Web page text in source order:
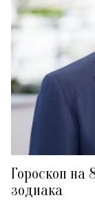
Гороскоп на
зодиака